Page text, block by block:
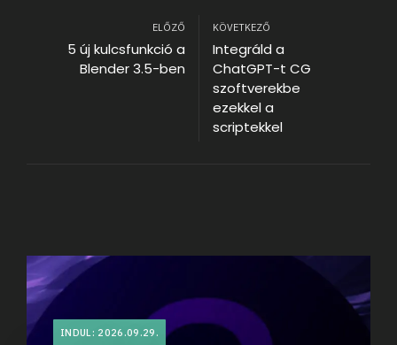
ELŐZŐ
5 új kulcsfunkció a
Blender 3.5-ben
KÖVETKEZŐ
Integráld a
ChatGPT-t CG
szoftverekbe
ezekkel a
scriptekkel
INDUL: 2026.09.29.